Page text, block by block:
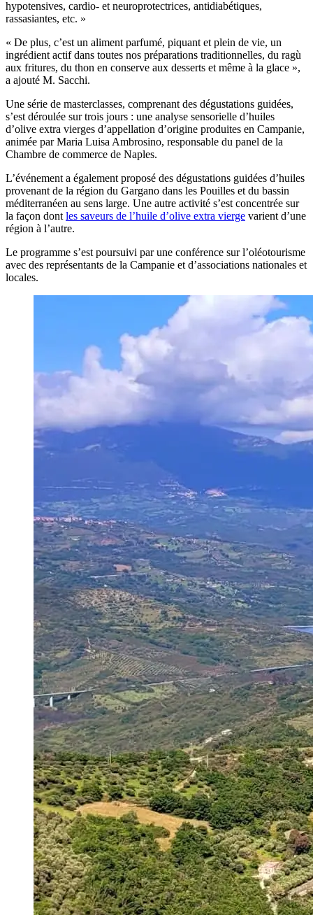
hypotensives, cardio- et neuroprotectrices, antidiabétiques,
rassasiantes, etc. »
« De plus, c’est un aliment parfumé, piquant et plein de vie, un
ingrédient actif dans toutes nos préparations traditionnelles, du ragù
aux fritures, du thon en conserve aux desserts et même à la glace »,
a ajouté M. Sacchi.
Une série de masterclasses, comprenant des dégustations guidées,
s’est déroulée sur trois jours : une analyse sensorielle d’huiles
d’olive extra vierges d’appellation d’origine produites en Campanie,
animée par Maria Luisa Ambrosino, responsable du panel de la
Chambre de commerce de Naples.
L’événement a également proposé des dégustations guidées d’huiles
provenant de la région du Gargano dans les Pouilles et du bassin
méditerranéen au sens large. Une autre activité s’est concentrée sur
la façon dont les saveurs de l’huile d’olive extra vierge varient d’une
région à l’autre.
Le programme s’est poursuivi par une conférence sur l’oléotourisme
avec des représentants de la Campanie et d’associations nationales et
locales.